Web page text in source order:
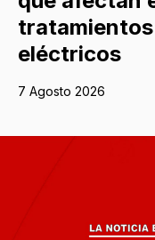
eléctricos
7 Agosto 2026